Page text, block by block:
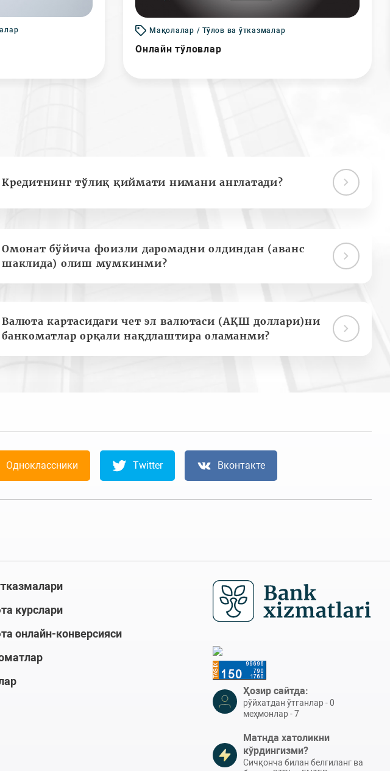
Мақолалар / Тўлов ва ўтказмалар
Онлайн тўловлар
Кредитнинг тўлиқ қиймати нимани англатади?
Омонат бўйича фоизли даромадни олдиндан (аванс
шаклида) олиш мумкинми?
Валюта картасидаги чет эл валютаси (АҚШ доллари)ни
банкоматлар орқали нақдлаштира оламанми?
Одноклассники Twitter Вконтакте
курслари
онлайн-конверсияси
Ҳозир сайтда:
рўйхатдан ўтганлар - 0
меҳмонлар - 7
Матнда хатоликни
кўрдингизми?
Сичқонча билан белгиланг ва